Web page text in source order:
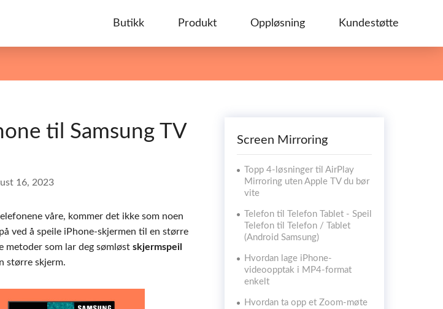
Butikk Produkt Oppløsning Kundestøtte
til Samsung TV
16, 2023
våre, kommer det ikke som noen
ved å speile iPhone-skjermen til en større
metoder som lar deg sømløst skjermspeil
større skjerm.
Screen Mirroring
Topp 4-løsninger til AirPlay
Mirroring uten Apple TV du bør
vite
Telefon til Telefon Tablet - Speil
Telefon til Telefon / Tablet
(Android Samsung)
Hvordan lage iPhone-
videoopptak i MP4-format
enkelt
Hvordan ta opp et Zoom-møte